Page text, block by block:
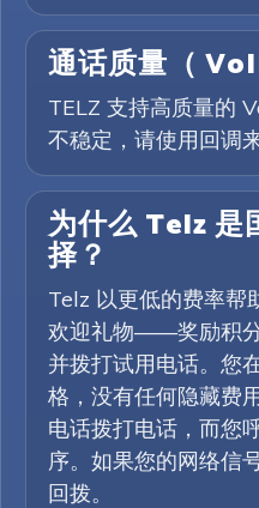
通话质量（
TELZ 支持高质量的
不稳定，请使用回调
为什么 Telz 是
择？
Telz 以更低的费率帮
欢迎礼物——奖励积
并拨打试用电话。您
格，没有任何隐藏费
电话拨打电话，而您
序。如果您的网络信
回拨。